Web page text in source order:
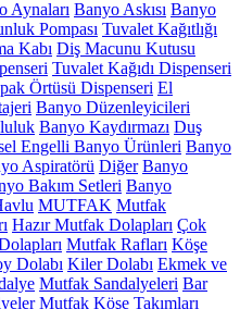
Aynaları Banyo Askısı Banyo
Pompası Tuvalet Kağıtlığı
Kabı Diş Macunu Kutusu
Tuvalet Kağıdı Dispenseri
Örtüsü Dispenseri El
Banyo Düzenleyicileri
Banyo Kaydırmazı Duş
Engelli Banyo Ürünleri Banyo
Aspiratörü Diğer Banyo
Bakım Setleri Banyo
MUTFAK Mutfak
Hazır Mutfak Dolapları Çok
Mutfak Rafları Köşe
Dolabı Kiler Dolabı Ekmek ve
Mutfak Sandalyeleri Bar
Mutfak Köşe Takımları